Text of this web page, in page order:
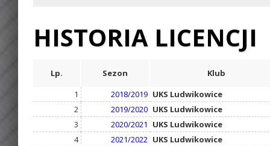
HISTORIA LICENCJI
Lp. Sezon
Klub
1
2018/2019 UKS Ludwikowice
2
2019/2020 UKS Ludwikowice
3
2020/2021
UKS Ludwikowice
4
2021/2022 UKS Ludwikowice